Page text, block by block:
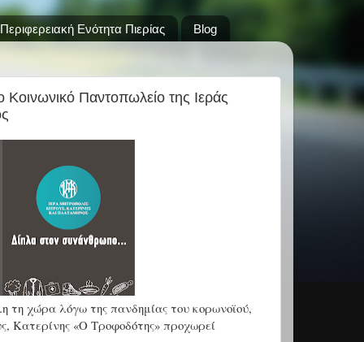
Περιφερειακή Ενότητα Πιερίας Blog
Παντοπωλείο της Iεράς
τη χώρα λόγω της πανδημίας του κορωνοϊού,
Κατερίνης «Ο Τροφοδότης» προχωρεί